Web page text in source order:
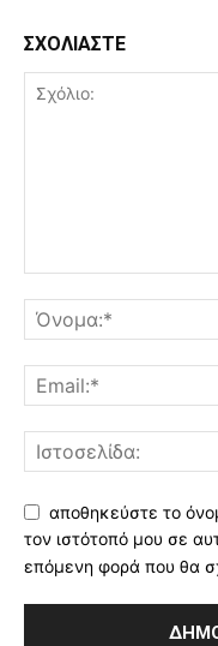
ΣΧΟΛΙΑΣΤΕ
αποθηκεύστε το
τον ιστότοπό μου σε
επόμενη φορά που θα